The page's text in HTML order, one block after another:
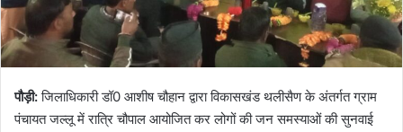
पौड़ी:जिलाधिकारी डॉ0 आशीष चौहान द्वारा विकासखंड थलीसैण के अंतर्गत ग्राम
पंचायत जल्लू में रात्रि चौपाल आयोजित कर लोगों की जन समस्याओं की सुनवाई